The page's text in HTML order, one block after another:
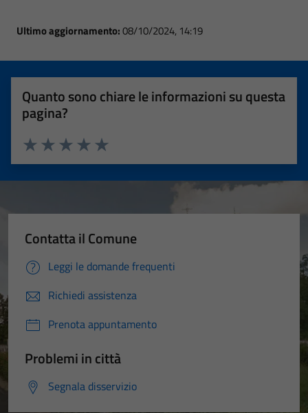
Ultimo aggiornamento:08/10/2024, 14:19
Quanto sono chiare le informazioni su questa
pagina?
Valuta 5 stelle su 5
Valuta 4 stelle su 5
Valuta 3 stelle su 5
Valuta 2 stelle su 5
Valuta 1 stelle su 5
Contatta il Comune
Leggi le domande frequenti
Richiedi assistenza
Prenota appuntamento
Problemi in città
Segnala disservizio